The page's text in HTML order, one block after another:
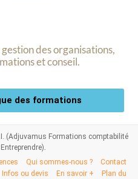
des organisations,
et conseil.
des formations
(Adjuvamus Formations comptabilité
Qui sommes-nous ?
Contact
Infos ou devis En savoir + Plan du